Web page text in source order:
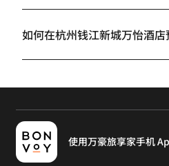
如何在杭州钱江新城万怡酒店
使用万豪旅享家手机